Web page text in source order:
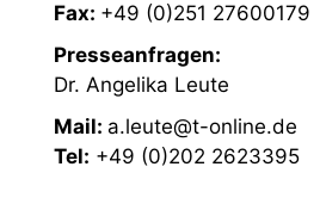
Fax: +49 (0)251 27600179
Presseanfragen:
Dr. Angelika Leute
Mail: a.leute@t-online.de
Tel: +49 (0)202 2623395